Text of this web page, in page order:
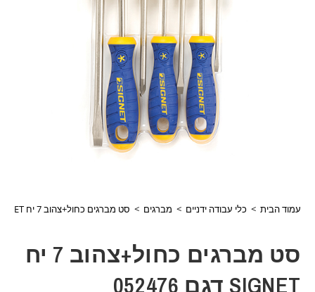
עמוד הבית > כלי עבודה ידניים > מברגים > סט מברגים כחול+צהוב 7 יח SIGNET דגם 052476
סט מברגים כחול+צהוב 7 יח
SIGNET דגם 052476